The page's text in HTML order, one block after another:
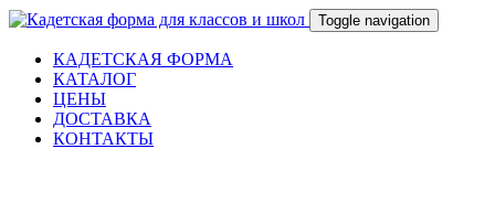
Toggle navigation
КАДЕТСКАЯ ФОРМА
КАТАЛОГ
ЦЕНЫ
ДОСТАВКА
КОНТАКТЫ